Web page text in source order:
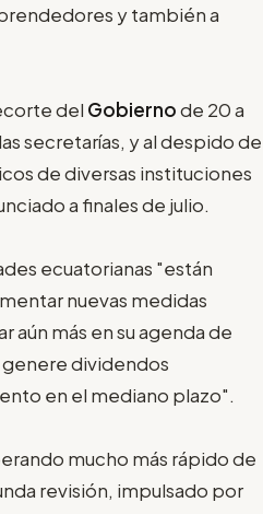
y también a
del Gobiernode 20 a
secretarías, y al despido de
de diversas instituciones
a finales de julio.
ecuatorianas "están
nuevas medidas
aún más en su agenda de
dividendos
en el mediano plazo".
mucho más rápido de
revisión, impulsado por